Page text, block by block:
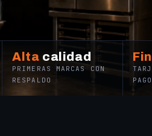
Alta calidad
PRIMERAS MARCAS CON
RESPALDO
Fermentadora
Fritadores